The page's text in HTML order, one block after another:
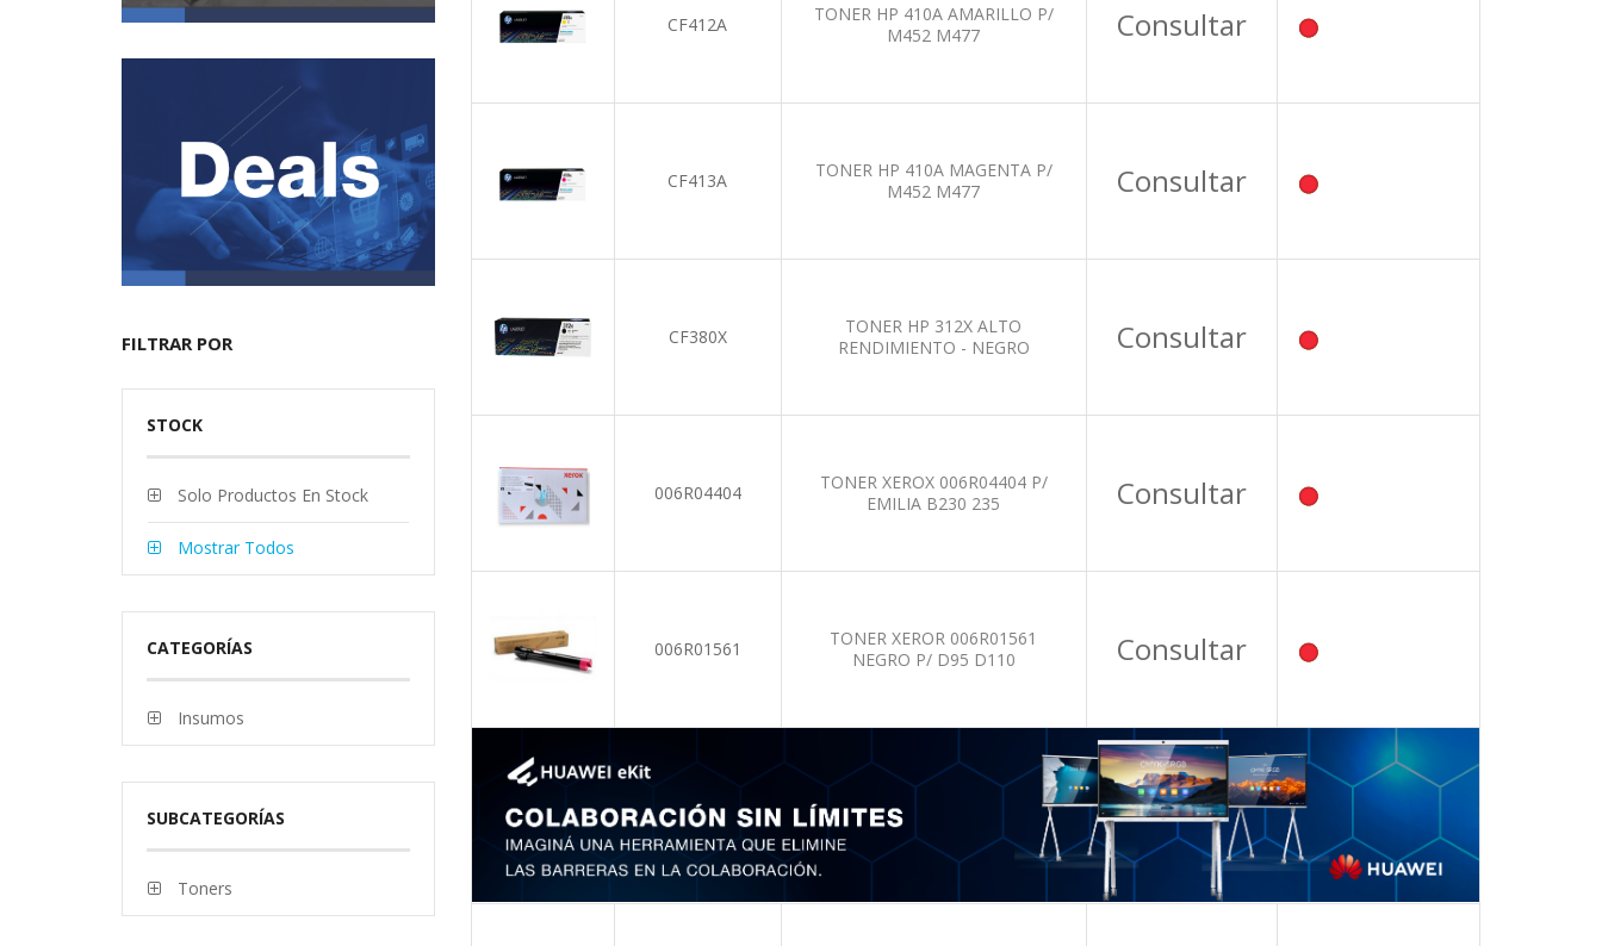
FILTRAR POR
STOCK
Solo Productos En Stock
Mostrar Todos
CATEGORÍAS
Insumos
SUBCATEGORÍAS
Toners
CF412A
TONER HP 410A AMARILLO P/
M452 M477
Consultar
CF413A
TONER HP 410A MAGENTA P/
M452 M477
Consultar
CF380X
TONER HP 312X ALTO
RENDIMIENTO - NEGRO
Consultar
006R04404
TONER XEROX 006R04404 P/
EMILIA B230 235
Consultar
006R01561
TONER XEROR 006R01561
NEGRO P/ D95 D110
Consultar